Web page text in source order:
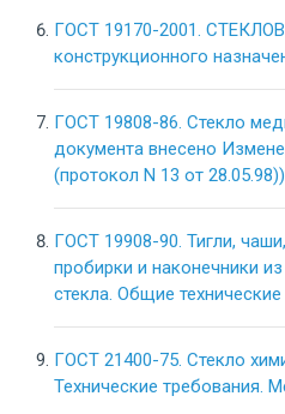
ГОСТ 19170-2001.
конструкционного
ГОСТ 19808-86. Стекло
документа внесено
(протокол N 13 от 28.05.98))
ГОСТ 19908-90. Тигли,
пробирки и наконечники
стекла. Общие технические
ГОСТ 21400-75. Стекло
Технические требования.